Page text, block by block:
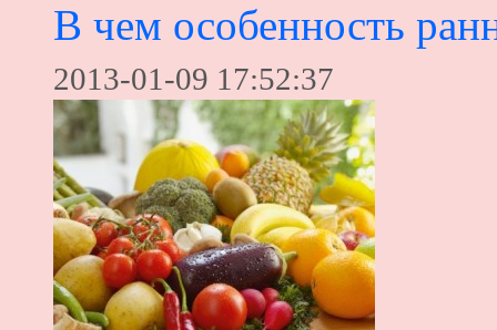
В чем особенность
2013-01-09 17:52:37